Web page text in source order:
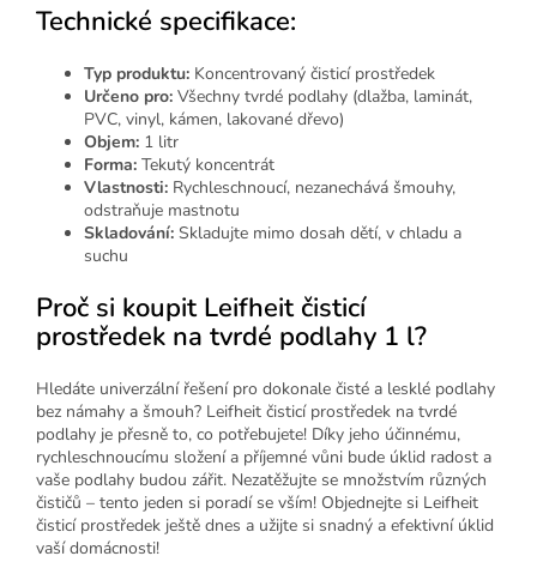
Technické specifikace:
Typ produktu: Koncentrovaný čisticí prostředek
Určeno pro: Všechny tvrdé podlahy (dlažba, laminát,
PVC, vinyl, kámen, lakované dřevo)
Objem: 1 litr
Forma: Tekutý koncentrát
Vlastnosti: Rychleschnoucí, nezanechává šmouhy,
odstraňuje mastnotu
Skladování: Skladujte mimo dosah dětí, v chladu a
suchu
Proč si koupit Leifheit čisticí
prostředek na tvrdé podlahy 1 l?
Hledáte univerzální řešení pro dokonale čisté a lesklé podlahy
bez námahy a šmouh? Leifheit čisticí prostředek na tvrdé
podlahy je přesně to, co potřebujete! Díky jeho účinnému,
rychleschnoucímu složení a příjemné vůni bude úklid radost a
vaše podlahy budou zářit. Nezatěžujte se množstvím různých
čističů – tento jeden si poradí se vším! Objednejte si Leifheit
čisticí prostředek ještě dnes a užijte si snadný a efektivní úklid
vaší domácnosti!